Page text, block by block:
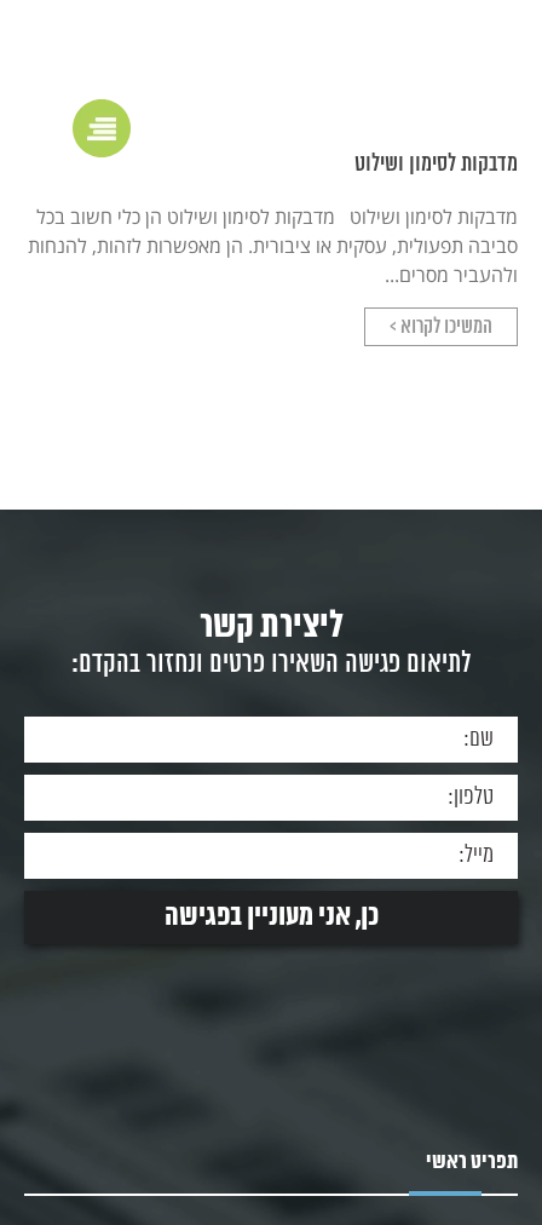
מדבקות לסימון ושילוט
מדבקות לסימון ושילוט מדבקות לסימון ושילוט הן כלי חשוב בכל
סביבה תפעולית, עסקית או ציבורית. הן מאפשרות לזהות, להנחות
ולהעביר מסרים...
המשיכו לקרוא >
ליצירת קשר
לתיאום פגישה השאירו פרטים ונחזור בהקדם:
תפריט ראשי